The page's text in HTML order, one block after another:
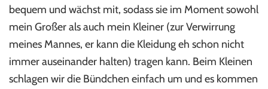
bequem und wächst mit, sodass sie im Moment sowohl
mein Großer als auch mein Kleiner (zur Verwirrung
meines Mannes, er kann die Kleidung eh schon nicht
immer auseinander halten) tragen kann. Beim Kleinen
schlagen wir die Bündchen einfach um und es kommen